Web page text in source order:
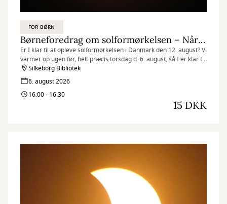
FOR BØRN
Børneforedrag om solformørkelsen – Når solen går i sort
Er I klar til at opleve solformørkelsen i Danmark den 12. august? Vi
varmer op ugen før, helt præcis torsdag d. 6. august, så I er klar til
at opleve en både stor og sjælden astronomisk begivenhed.
Silkeborg Bibliotek
6. august 2026
16:00 - 16:30
15 DKK